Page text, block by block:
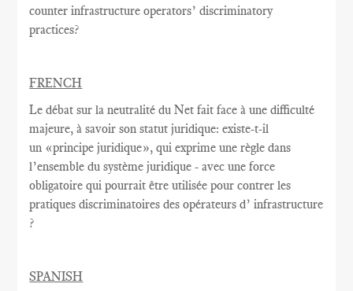
counter infrastructure operators’ discriminatory
practices?
FRENCH
Le débat sur la neutralité du Net fait face à une difficulté
majeure, à savoir son statut juridique: existe-t-il
un «principe juridique», qui exprimeune règle dans
l’ensemble du système juridique - avec uneforce
obligatoire qui pourrait être utilisée pour contrer les
pratiques discriminatoires des opérateurs d’ infrastructure
?
SPANISH